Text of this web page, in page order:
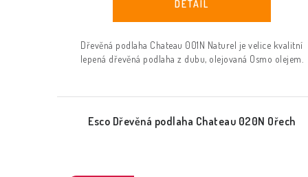
Dřevěná podlaha Chateau 001N Naturel je velice kvalitní
lepená dřevěná podlaha z dubu, olejovaná Osmo olejem.
Esco Dřevěná podlaha Chateau 020N Ořech